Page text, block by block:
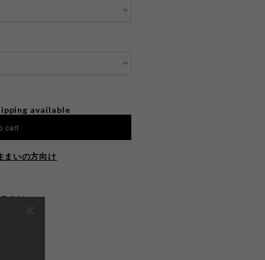
available
cart
まいの方向け
ON